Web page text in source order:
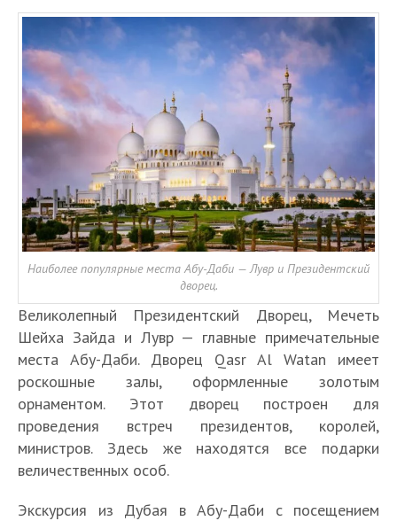
Наиболее популярные места Абу-Даби — Лувр и Президентский
дворец.
Великолепный Президентский Дворец, Мечеть
Шейха Зайда и Лувр — главные примечательные
места Абу-Даби. Дворец Qasr Al Watan имеет
роскошные залы, оформленные золотым
орнаментом. Этот дворец построен для
проведения встреч президентов, королей,
министров. Здесь же находятся все подарки
величественных особ.
Экскурсия из Дубая в Абу-Даби с посещением